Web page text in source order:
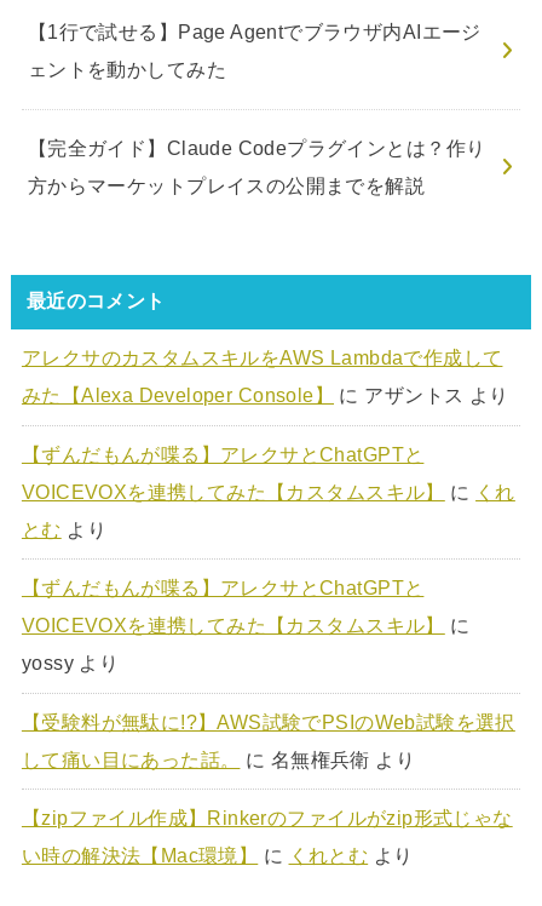
【1行で試せる】Page Agentでブラウザ内AIエージ
ェントを動かしてみた
【完全ガイド】Claude Codeプラグインとは？作り
方からマーケットプレイスの公開までを解説
最近のコメント
アレクサのカスタムスキルをAWS Lambdaで作成して
みた【Alexa Developer Console】
に アザントス より
【ずんだもんが喋る】アレクサとChatGPTと
VOICEVOXを連携してみた【カスタムスキル】
に
くれ
とむ より
【ずんだもんが喋る】アレクサとChatGPTと
VOICEVOXを連携してみた【カスタムスキル】
に
yossyより
【受験料が無駄に!?】AWS試験でPSIのWeb試験を選択
して痛い目にあった話。
に 名無権兵衛 より
【zipファイル作成】Rinkerのファイルがzip形式じゃな
い時の解決法【Mac環境】
に くれとむ より